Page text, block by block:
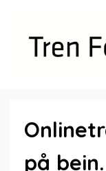
på bein.